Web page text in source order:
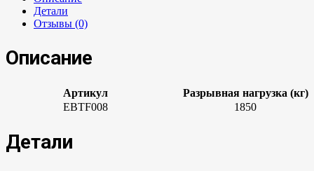
Детали
Отзывы (0)
Описание
Артикул
Разрывная нагрузка (кг)
EBTF008
1850
Детали